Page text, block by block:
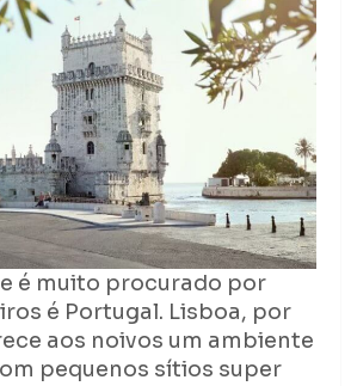
é muito procurado por
é Portugal. Lisboa, por
aos noivos um ambiente
pequenos sítios super